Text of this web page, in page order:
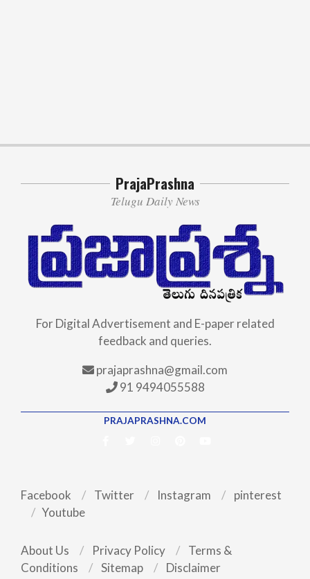
PrajaPrashna
Telugu Daily News
For Digital Advertisement and E-paper related
feedback and queries.
prajaprashna@gmail.com
91 9494055588
PRAJAPRASHNA.COM
Facebook Twitter Instagram
pinterest
Youtube
About Us Privacy Policy
Terms &
Conditions
Sitemap Disclaimer